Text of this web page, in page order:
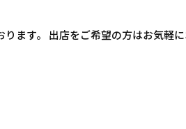
ます。 出店をご希望の方はお気軽